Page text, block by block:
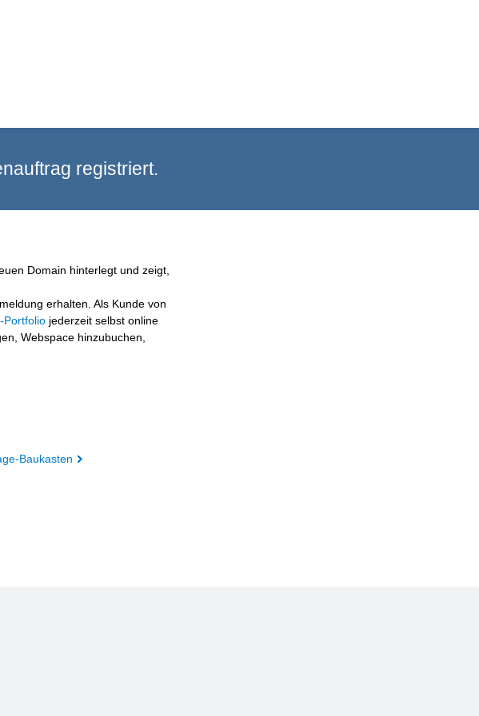
registriert.
Domain hinterlegt und zeigt,
erhalten. Als Kunde von
Portfolio jederzeit selbst online
Webspace hinzubuchen,
Baukasten